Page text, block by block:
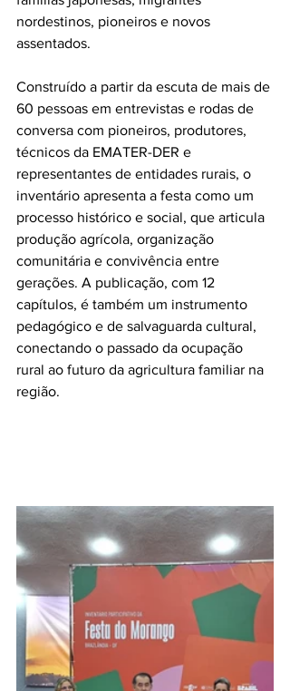
nordestinos, pioneiros e novos
assentados.
Construído a partir da escuta de mais de
60 pessoas em entrevistas e rodas de
conversa com pioneiros, produtores,
técnicos da EMATER-DER e
representantes de entidades rurais, o
inventário apresenta a festa como um
processo histórico e social, que articula
produção agrícola, organização
comunitária e convivência entre
gerações. A publicação, com 12
capítulos, é também um instrumento
pedagógico e de salvaguarda cultural,
conectando o passado da ocupação
rural ao futuro da agricultura familiar na
região.